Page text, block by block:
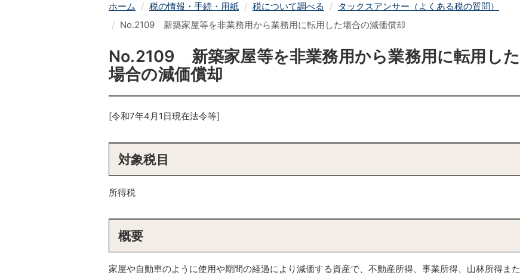
ホーム 税の情報・手続・用紙 税について調べる
タックスアンサー（よくある税の質問）
No.2109 新築家屋等を非業務用から業務用に転用した場合の減価償却
No.2109 新築家屋等を非業務用から業務用に転用した
場合の減価償却
[令和7年4月1日現在法令等]
対象税目
所得税
概要
家屋や自動車のように使用や期間の経過により減価する資産で、不動産所得、事業所得、山林所得また